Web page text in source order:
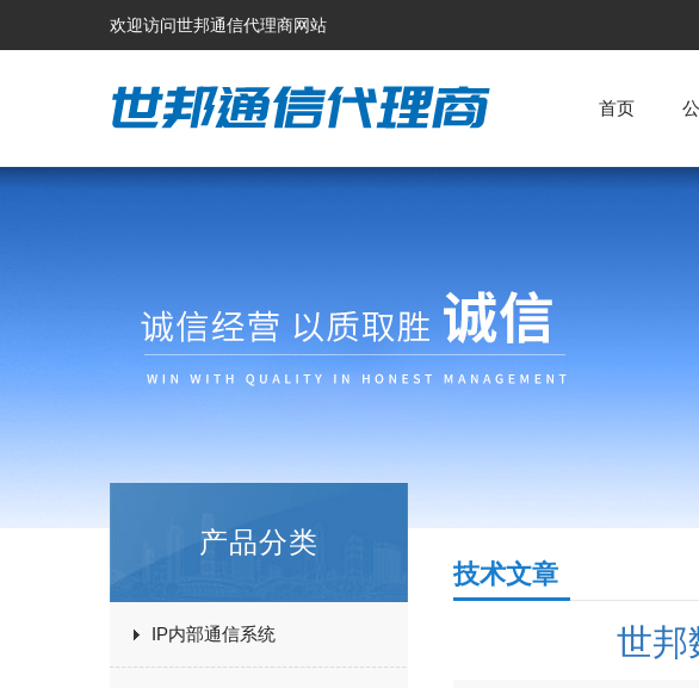
欢迎访问世邦通信代理商网站
首页
产品分类
IP内部通信系统
技术文章
世邦